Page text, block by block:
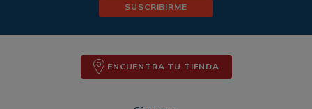
SUSCRIBIRME
ENCUENTRA TU TIENDA